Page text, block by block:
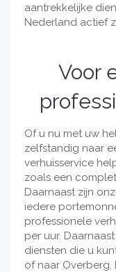
aantrekkelijke
Nederland actief
Voor
Of u nu met uw
zelfstandig naar
verhuisservice
zoals een
Daarnaast zijn
iedere
professionele
per uur.
diensten die u
of naar Overberg.